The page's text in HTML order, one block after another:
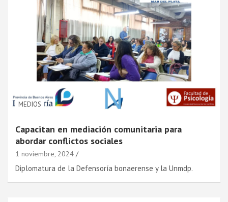
MEDIOS
Capacitan en mediación comunitaria para
abordar conflictos sociales
1 noviembre, 2024
Diplomatura de la Defensoría bonaerense y la Unmdp.